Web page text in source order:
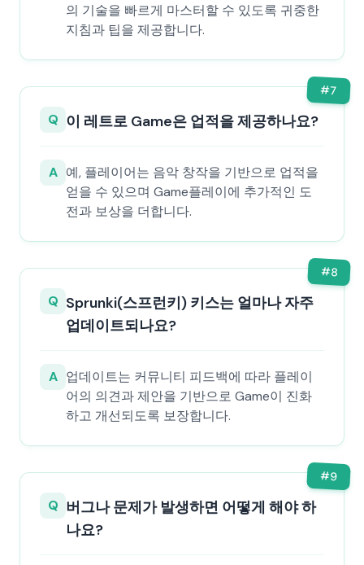
의 기술을 빠르게 마스터할 수 있도록 귀중한
지침과 팁을 제공합니다.
#7
Q 이 레트로 Game은 업적을 제공하나요?
A 예, 플레이어는 음악 창작을 기반으로 업적을
얻을 수 있으며 Game플레이에 추가적인 도
전과 보상을 더합니다.
#8
Q Sprunki(스프런키) 키스는 얼마나 자주
업데이트되나요?
A 업데이트는 커뮤니티 피드백에 따라 플레이
어의 의견과 제안을 기반으로 Game이 진화
하고 개선되도록 보장합니다.
#9
Q 버그나 문제가 발생하면 어떻게 해야 하
나요?